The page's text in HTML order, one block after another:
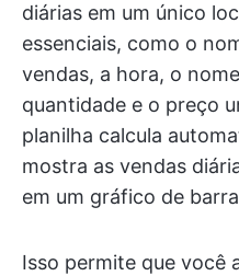
diárias em um único
essenciais, como o
vendas, a hora, o
quantidade e o preço
planilha calcula
mostra as vendas
em um gráfico de
Isso permite que você